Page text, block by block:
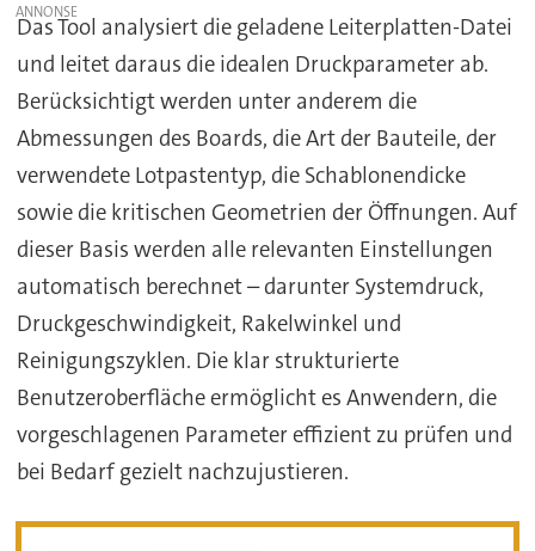
Das Tool analysiert die geladene Leiterplatten-Datei
und leitet daraus die idealen Druckparameter ab.
Berücksichtigt werden unter anderem die
Abmessungen des Boards, die Art der Bauteile, der
verwendete Lotpastentyp, die Schablonendicke
sowie die kritischen Geometrien der Öffnungen. Auf
dieser Basis werden alle relevanten Einstellungen
automatisch berechnet – darunter Systemdruck,
Druckgeschwindigkeit, Rakelwinkel und
Reinigungszyklen. Die klar strukturierte
Benutzeroberfläche ermöglicht es Anwendern, die
vorgeschlagenen Parameter effizient zu prüfen und
bei Bedarf gezielt nachzujustieren.